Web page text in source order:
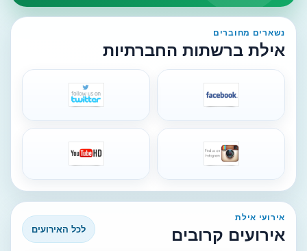
נשארים מחוברים
אילת ברשתות החברתיות
אירועי אילת
אירועים קרובים לכל האירועים